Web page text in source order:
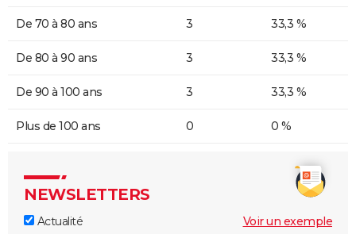
De 70 à 80 ans 3 33,3 %
De 80 à 90 ans 3 33,3 %
De 90 à 100 ans 3 33,3 %
Plus de 100 ans 0 0 %
NEWSLETTERS
Actualité
Voir un exemple